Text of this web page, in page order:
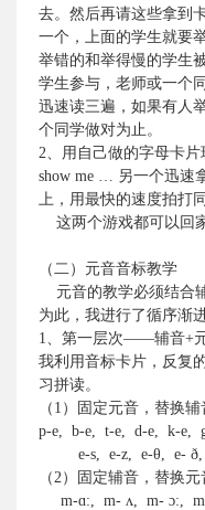
去。然后再请这些拿到
一个，上面的学生就要
举错的和举得慢的学生
学生参与，老师或一个
迅速读三遍，如果有人
个同学做对为止。
2、用自己做的字母卡
show me … 另一个迅速
上，用最快的速度拍打
这两个游戏都可以回
（二）元音音标教学
元音的教学必须结合
为此，我进行了循序渐
1、第一层次——辅音+
我利用音标卡片，反复
习拼读。
（ 1 ）固定元音，替换
p-e, b-e, t-e, d-e, k-e,
e-s, e-z, e-θ, e- ð,
（2）固定辅音，替换
m-ɑ:, m- ʌ, m- ɔ:,